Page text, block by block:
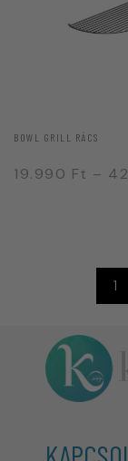
BOWL GRILL RÁCS
19.990 Ft –
1